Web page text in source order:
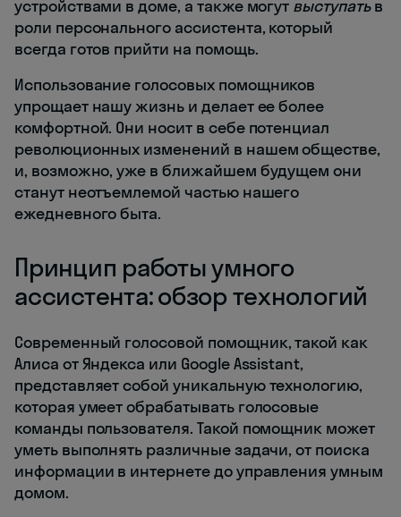
устройствами в доме, а также могут выступатьв
роли персонального ассистента, который
всегда готов прийти на помощь.
Использование голосовых помощников
упрощает нашу жизнь и делает ее более
комфортной. Они носит в себе потенциал
революционных изменений в нашем обществе,
и, возможно, уже в ближайшем будущем они
станут неотъемлемой частью нашего
ежедневного быта.
Принцип работы умного
ассистента: обзор технологий
Современный голосовой помощник, такой как
Алиса от Яндекса или Google Assistant,
представляет собой уникальную технологию,
которая умеет обрабатывать голосовые
команды пользователя. Такой помощник может
уметь выполнять различные задачи, от поиска
информации в интернете до управления умным
домом.